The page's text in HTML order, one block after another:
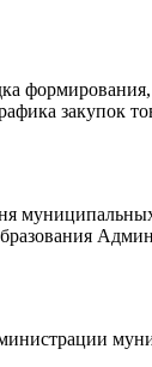
закупок